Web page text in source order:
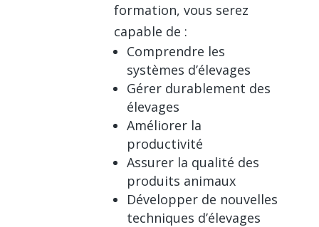
formation, vous serez
capable de :
Comprendre les
systèmes d’élevages
Gérer durablement des
élevages
Améliorer la
productivité
Assurer la qualité des
produits animaux
Développer de nouvelles
techniques d’élevages